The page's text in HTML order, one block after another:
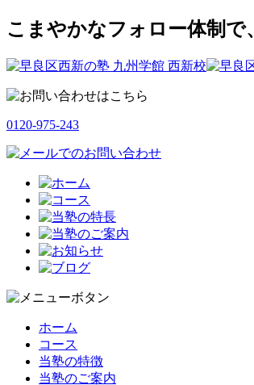
こまやかなフォロー体制で
0120-975-243
ホーム
コース
当塾の特徴
当塾のご案内